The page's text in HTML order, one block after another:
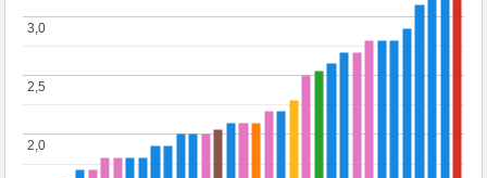
2,0
2,0
2,5
2,5
3,0
3,0